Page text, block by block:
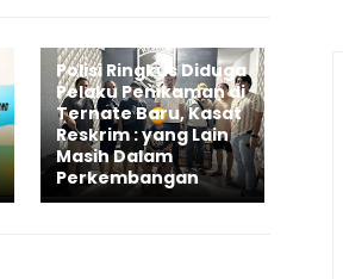
Polisi Ringkus Diduga
Pelaku Penikaman di
Ternate Baru, Kasat
Reskrim : yang Lain
Masih Dalam
Perkembangan